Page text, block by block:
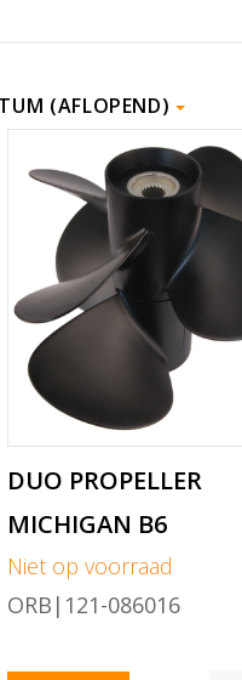
(AFLOPEND)
DUO PROPELLER
MICHIGAN B6
Niet op voorraad
ORB|121-086016